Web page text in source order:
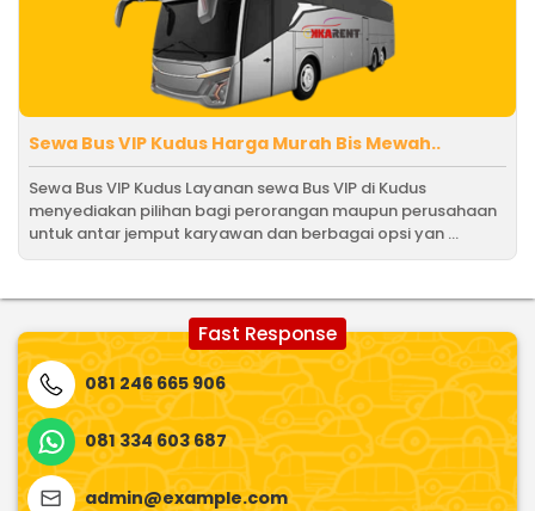
Sewa Bus VIP Kudus Harga Murah Bis Mewah..
Sewa Bus VIP Kudus Layanan sewa Bus VIP di Kudus
menyediakan pilihan bagi perorangan maupun perusahaan
untuk antar jemput karyawan dan berbagai opsi yan ...
Fast Response
081 246 665 906
081 334 603 687
admin@example.com